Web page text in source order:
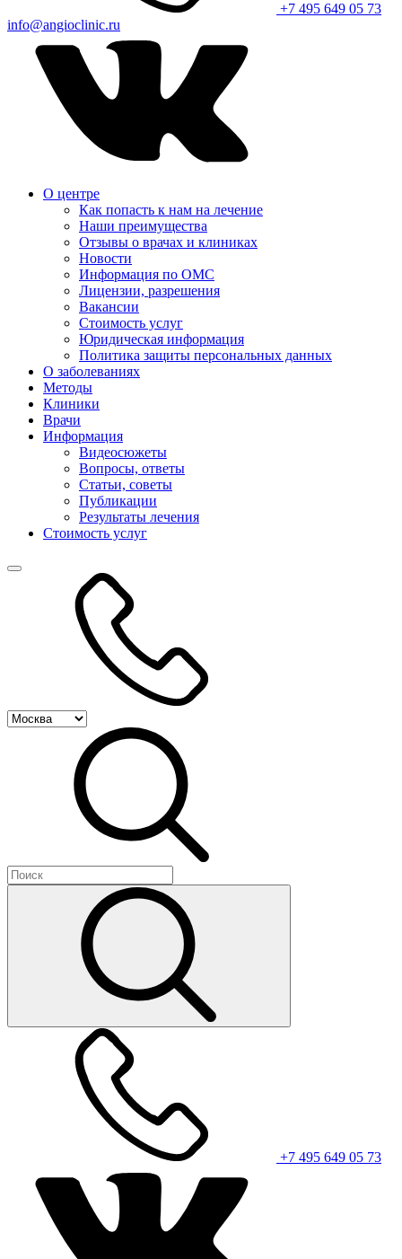
+7 495 649 05 73
info@angioclinic.ru
О центре
Как попасть к нам на лечение
Наши преимущества
Отзывы о врачах и клиниках
Новости
Информация по ОМС
Лицензии, разрешения
Вакансии
Стоимость услуг
Юридическая информация
Политика защиты персональных данных
О заболеваниях
Методы
Клиники
Врачи
Информация
Видеосюжеты
Вопросы, ответы
Статьи, советы
Публикации
Результаты лечения
Стоимость услуг
+7 495 649 05 73